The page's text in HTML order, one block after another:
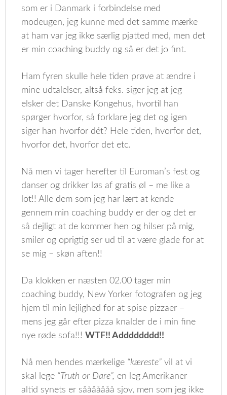
som er i Danmark i forbindelse med
modeugen, jeg kunne med det samme mærke
at ham var jeg ikke særlig pjatted med, men det
er min coaching buddy og så er det jo fint.
Ham fyren skulle hele tiden prøve at ændre i
mine udtalelser, altså feks. siger jeg at jeg
elsker det Danske Kongehus, hvortil han
spørger hvorfor, så forklare jeg det og igen
siger han hvorfor dét? Hele tiden, hvorfor det,
hvorfor det, hvorfor det etc.
Nå men vi tager herefter til Euroman’s fest og
danser og drikker løs af gratis øl – me like a
lot!! Alle dem som jeg har lært at kende
gennem min coaching buddy er der og det er
så dejligt at de kommer hen og hilser på mig,
smiler og oprigtig ser ud til at være glade for at
se mig – skøn aften!!
Da klokken er næsten 02.00 tager min
coaching buddy, New Yorker fotografen og jeg
hjem til min lejlighed for at spise pizzaer –
mens jeg går efter pizza knalder de i min fine
nye røde sofa!!!WTF!! Adddddddd!!
Nå men hendes mærkelige “kæreste” vil at vi
skal lege “Truth or Dare”, en leg Amerikaner
altid synets er sååååååå sjov, men som jeg ikke